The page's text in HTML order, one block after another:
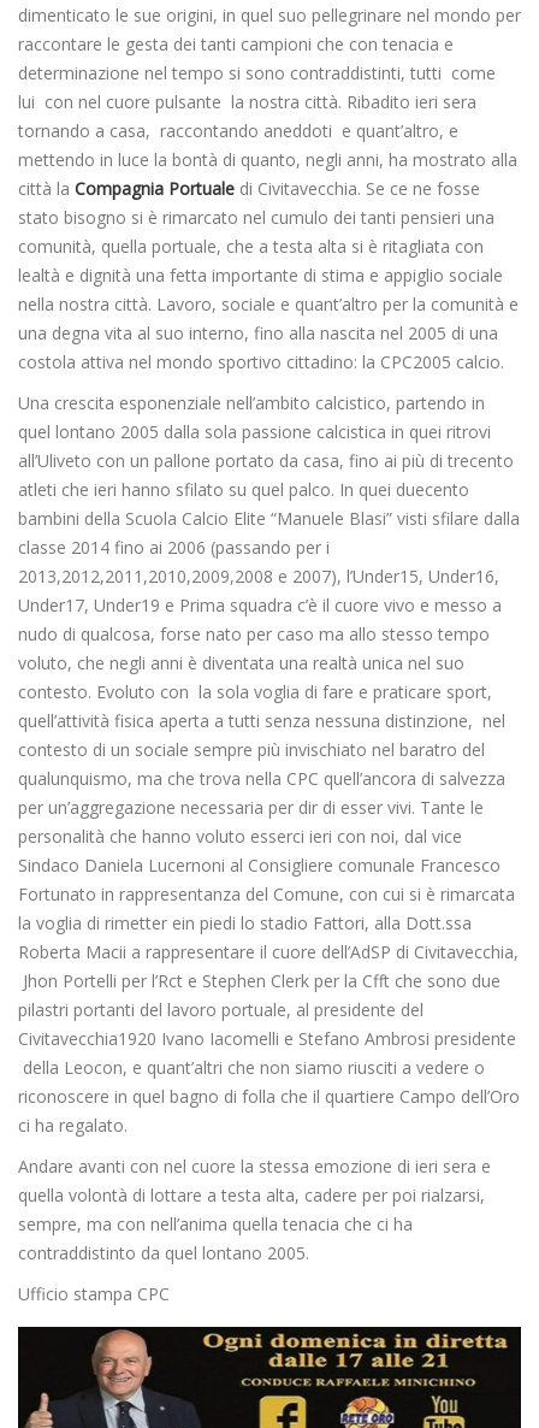
dimenticato le sue origini, in quel suo pellegrinare nel mondo per
raccontare le gesta dei tanti campioni che con tenacia e
determinazione nel tempo si sono contraddistinti, tutti come
lui con nel cuore pulsante la nostra città. Ribadito ieri sera
tornando a casa, raccontando aneddoti e quant’altro, e
mettendo in luce la bontà di quanto, negli anni, ha mostrato alla
città la Compagnia Portuale di Civitavecchia. Se ce ne fosse
stato bisogno si è rimarcato nel cumulo dei tanti pensieri una
comunità, quella portuale, che a testa alta si è ritagliata con
lealtà e dignità una fetta importante di stima e appiglio sociale
nella nostra città. Lavoro, sociale e quant’altro per la comunità e
una degna vita al suo interno, fino alla nascita nel 2005 di una
costola attiva nel mondo sportivo cittadino: la CPC2005 calcio.
Una crescita esponenziale nell’ambito calcistico, partendo in
quel lontano 2005 dalla sola passione calcistica in quei ritrovi
all’Uliveto con un pallone portato da casa, fino ai più di trecento
atleti che ieri hanno sfilato su quel palco. In quei duecento
bambini della Scuola Calcio Elite “Manuele Blasi” visti sfilare dalla
classe 2014 fino ai 2006 (passando per i
2013,2012,2011,2010,2009,2008 e 2007), l’Under15, Under16,
Under17, Under19 e Prima squadra c’è il cuore vivo e messo a
nudo di qualcosa, forse nato per caso ma allo stesso tempo
voluto, che negli anni è diventata una realtà unica nel suo
contesto. Evoluto con la sola voglia di fare e praticare sport,
quell’attività fisica aperta a tutti senza nessuna distinzione, nel
contesto di un sociale sempre più invischiato nel baratro del
qualunquismo, ma che trova nella CPC quell’ancora di salvezza
per un’aggregazione necessaria per dir di esser vivi. Tante le
personalità che hanno voluto esserci ieri con noi, dal vice
Sindaco Daniela Lucernoni al Consigliere comunale Francesco
Fortunato in rappresentanza del Comune, con cui si è rimarcata
la voglia di rimetter ein piedi lo stadio Fattori, alla Dott.ssa
Roberta Macii a rappresentare il cuore dell’AdSP di Civitavecchia,
Jhon Portelli per l’Rct e Stephen Clerk per la Cfft che sono due
pilastri portanti del lavoro portuale, al presidente del
Civitavecchia1920 Ivano Iacomelli e Stefano Ambrosi presidente
della Leocon, e quant’altri che non siamo riusciti a vedere o
riconoscere in quel bagno di folla che il quartiere Campo dell’Oro
ci ha regalato.
Andare avanti con nel cuore la stessa emozione di ieri sera e
quella volontà di lottare a testa alta, cadere per poi rialzarsi,
sempre, ma con nell’anima quella tenacia che ci ha
contraddistinto da quel lontano 2005.
Ufficio stampa CPC